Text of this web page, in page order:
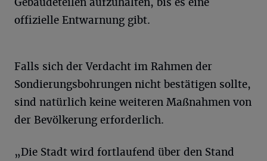
offizielle Entwarnung gibt.
Falls sich der Verdacht im Rahmen der
Sondierungsbohrungen nicht bestätigen sollte,
sind natürlich keine weiteren Maßnahmen von
der Bevölkerung erforderlich.
„Die Stadt wird fortlaufend über den Stand